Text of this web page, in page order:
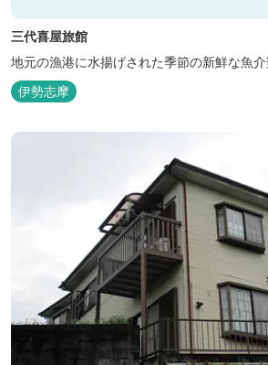
三代喜屋旅館
地元の漁港に水揚げされた季節の新鮮な魚介
伊勢志摩